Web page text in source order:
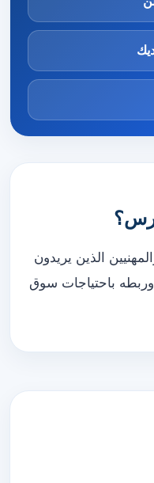
الذين يريدون
باحتياجات سوق